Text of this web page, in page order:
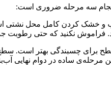
سه مرحله ضروری است:
و خشک کردن کامل محل نشتی
فراموش نکنید که حتی
برای چسبندگی بهتر است. سطح
این مرحله‌ی ساده در دوام نهایی